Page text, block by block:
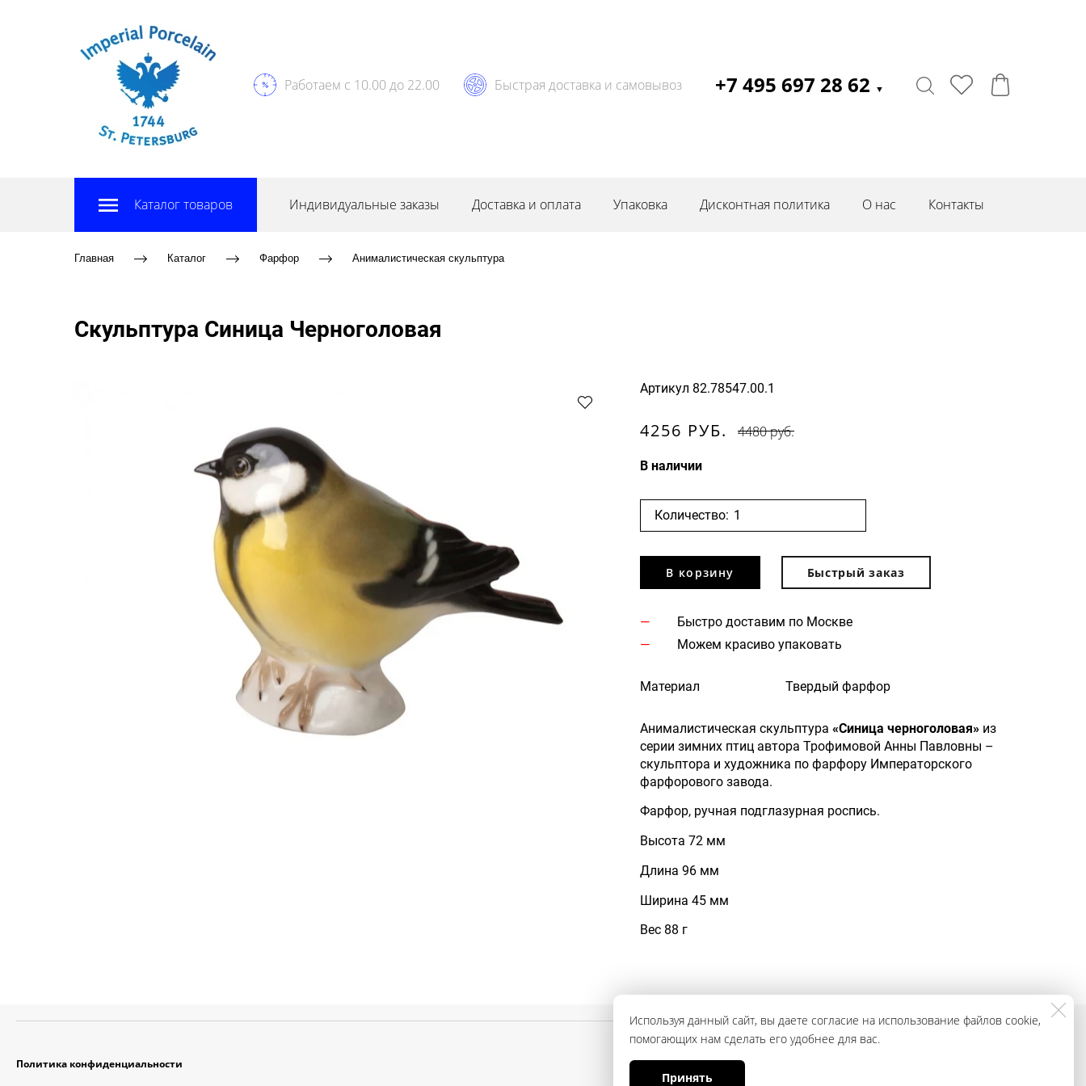
Работаем с 10.00 до 22.00 Быстрая доставка и самовывоз +7 495 697 28 62 ▼
Каталог товаров Индивидуальные заказы Доставка и оплата Упаковка Дисконтная политика О нас Контакты
Главная Каталог Фарфор Анималистическая скульптура
Скульптура Синица Черноголовая
Артикул 82.78547.00.1
4256 РУБ. 4480 руб.
В наличии
Количество:
В корзину Быстрый заказ
Быстро доставим по Москве
Можем красиво упаковать
Материал Твердый фарфор
Анималистическая скульптура «Синица черноголовая» из
серии зимних птиц автора Трофимовой Анны Павловны –
скульптора и художника по фарфору Императорского
фарфорового завода.
Фарфор, ручная подглазурная роспись.
Высота 72 мм
Длина 96 мм
Ширина 45 мм
Вес 88 г
Используя данный сайт, вы даете согласие на использование файлов cookie,
помогающих нам сделать его удобнее для вас.
Принять
Политика конфиденциальности